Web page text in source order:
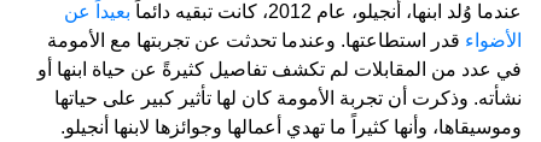
عندما وُلد ابنها، أنجيلو، عام 2012، كانت تبقيه دائماً
بعيداً عن
الأضواء قدر استطاعتها. وعندما تحدثت عن تجربتها مع الأمومة
في عدد من المقابلات لم تكشف تفاصيل كثيرةً عن حياة ابنها أو
نشأته. وذكرت أن تجربة الأمومة كان لها تأثير كبير على حياتها
وموسيقاها، وأنها كثيراً ما تهدي أعمالها وجوائزها لابنها أنجيلو.